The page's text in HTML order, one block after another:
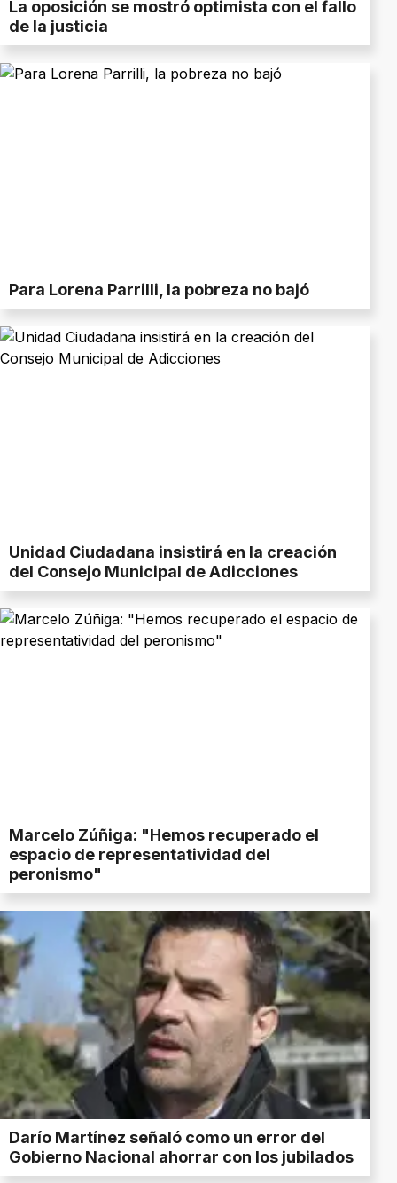
La oposición se mostró optimista con el fallo
de la justicia
Para Lorena Parrilli, la pobreza no bajó
Unidad Ciudadana insistirá en la creación
del Consejo Municipal de Adicciones
Marcelo Zúñiga: "Hemos recuperado el
espacio de representatividad del
peronismo"
Darío Martínez señaló como un error del
Gobierno Nacional ahorrar con los jubilados